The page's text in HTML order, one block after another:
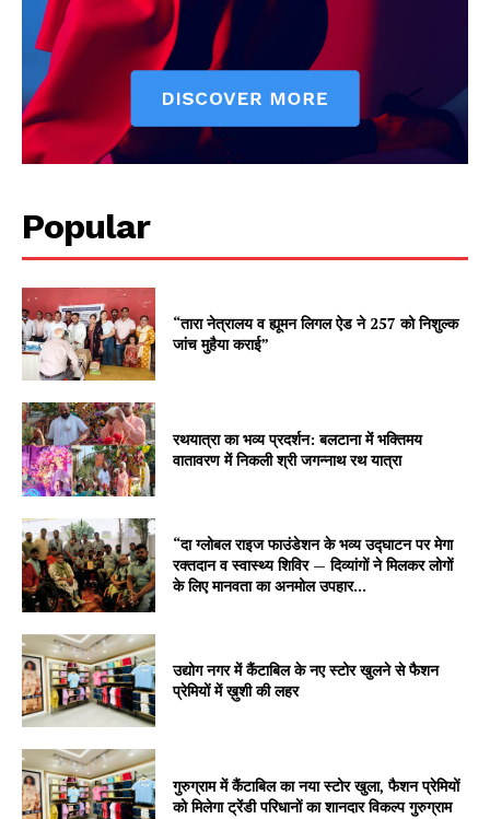
Popular
“तारा नेत्रालय व ह्यूमन लिगल ऐड ने 257 को निशुल्क
जांच मुहैया कराई”
रथयात्रा का भव्य प्रदर्शन: बलटाना में भक्तिमय
वातावरण में निकली श्री जगन्नाथ रथ यात्रा
“दा ग्लोबल राइज फाउंडेशन के भव्य उद्घाटन पर मेगा
रक्तदान व स्वास्थ्य शिविर — दिव्यांगों ने मिलकर लोगों
के लिए मानवता का अनमोल उपहार...
उद्योग नगर में कैंटाबिल के नए स्टोर खुलने से फैशन
प्रेमियों में ख़ुशी की लहर
गुरुग्राम में कैंटाबिल का नया स्टोर खुला, फैशन प्रेमियों
को मिलेगा ट्रेंडी परिधानों का शानदार विकल्प गुरुग्राम